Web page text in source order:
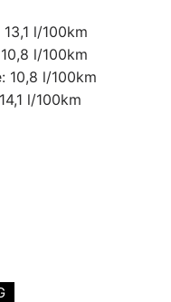
13,1 l/100km
10,8 l/100km
10,8 l/100km
14,1 l/100km